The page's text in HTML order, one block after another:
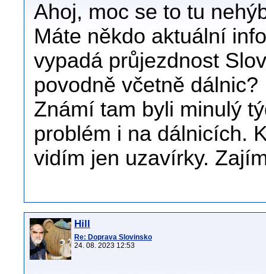
Ahoj, moc se to tu
Máte někdo aktuální
vypadá průjezdnost
povodně včetně dálnic?
Známí tam byli minulý
problém i na dálnicích.
vidím jen uzavírky.
Hill
Re: Doprava Slovinsko
24. 08. 2023 12:53